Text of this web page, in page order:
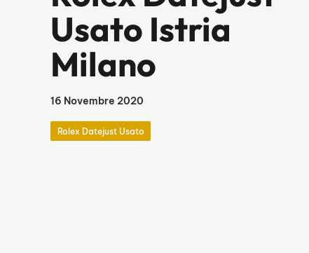
Usato Istria
Milano
16 Novembre 2020
Rolex Datejust Usato